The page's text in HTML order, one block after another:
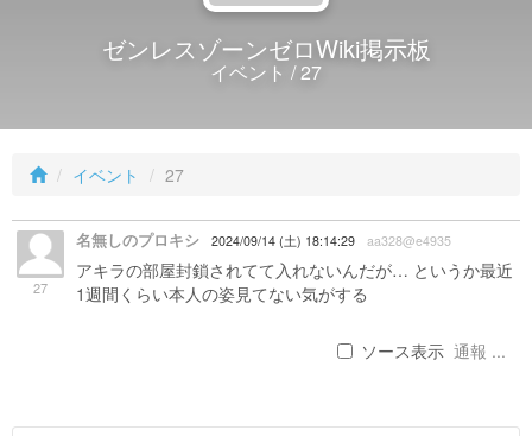
ゼンレスゾーンゼロWiki掲示板
イベント / 27
イベント 27
27
名無しのプロキシ 2024/09/14 (土) 18:14:29 aa328@e4935
アキラの部屋封鎖されてて入れないんだが… というか最近
1週間くらい本人の姿見てない気がする
ソース表示 通報 ...